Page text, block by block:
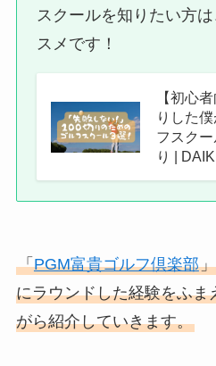
スクールを知りたい方
スメです！
【初心
りした
フスク
り |
「PGM富貴ゴルフ倶楽部
にラウンドした経験をふま
がら紹介していきます。